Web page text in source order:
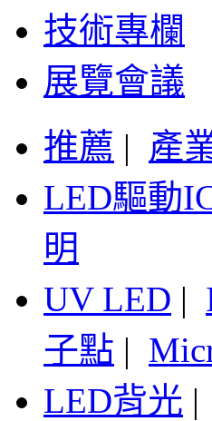
技術專欄
展覽會議
推薦 | 產
LED驅動
明
UV LED |
子點 |
LED背光 |